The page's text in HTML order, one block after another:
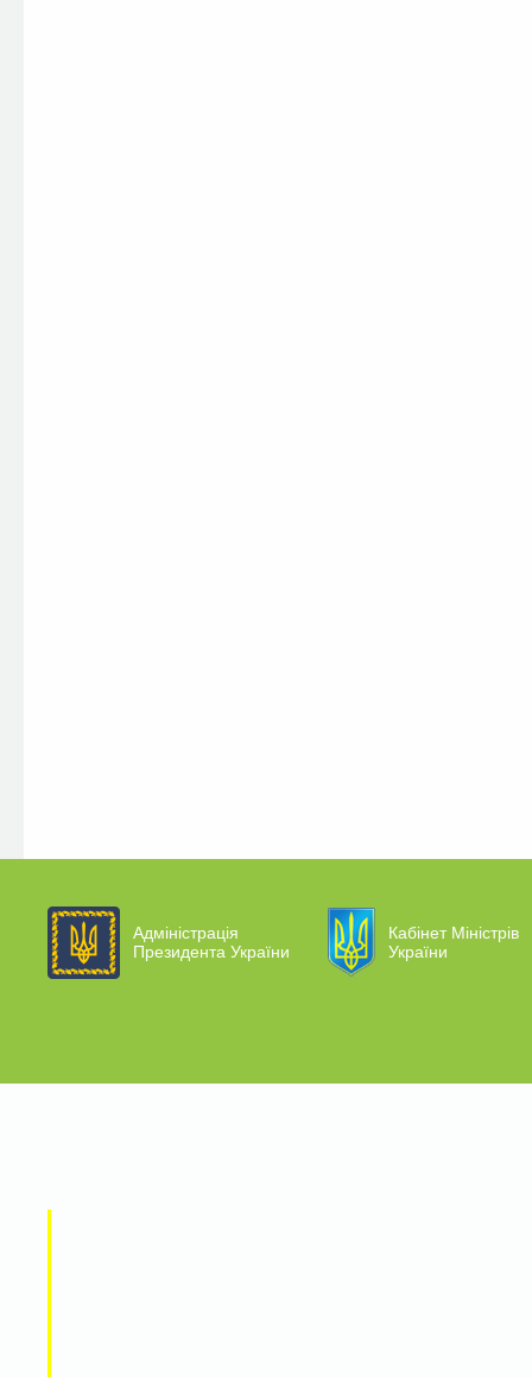
Адміністрація
Президента України
Кабінет Міністрів
України